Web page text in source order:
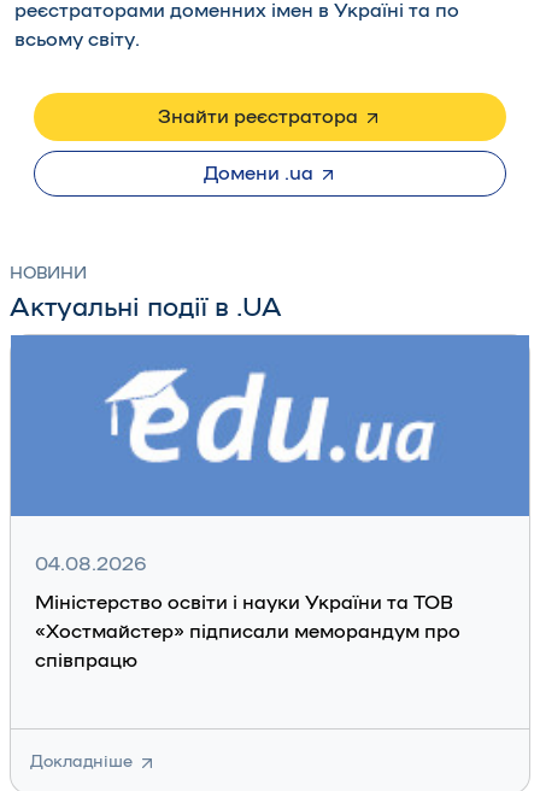
реєстраторами доменних імен в Україні та по
всьому світу.
Знайти реєстратора
Домени .ua
НОВИНИ
Актуальні події в .UA
04.08.2026
Міністерство освіти і науки України та ТОВ
«Хостмайстер» підписали меморандум про
співпрацю
Докладніше